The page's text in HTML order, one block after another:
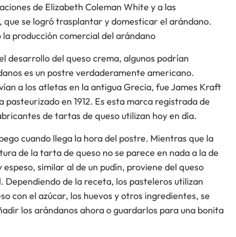
de Elizabeth Coleman White y a las
se logró trasplantar y domesticar el arándano.
producción comercial del arándano
desarrollo del queso crema, algunos podrían
es un postre verdaderamente americano.
a los atletas en la antigua Grecia, fue James Kraft
en 1912. Es esta marca registrada de
de tartas de queso utilizan hoy en día.
cuando llega la hora del postre. Mientras que la
de la tarta de queso no se parece en nada a la de
similar al de un pudín, proviene del queso
de la receta, los pasteleros utilizan
con el azúcar, los huevos y otros ingredientes, se
los arándanos ahora o guardarlos para una bonita